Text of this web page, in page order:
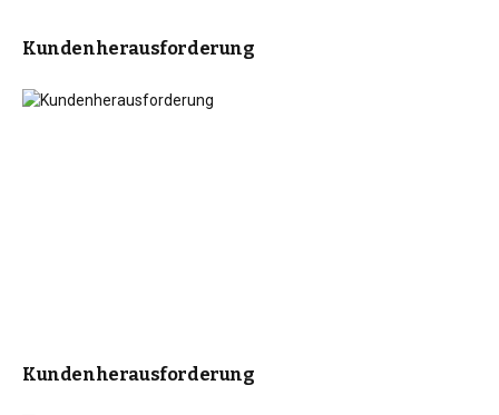
Kundenherausforderung
Kundenherausforderung